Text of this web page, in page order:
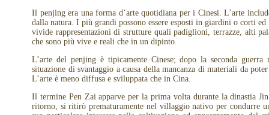
Il penjing era una forma d’arte quotidiana per i Cinesi. L’arte
dalla natura. I più grandi possono essere esposti in giardini o corti
vivide rappresentazioni di strutture quali padiglioni, terrazze, alti
che sono più vive e reali che in un dipinto.
L’arte del penjing è tipicamente Cinese; dopo la seconda
situazione di svantaggio a causa della mancanza di materiali da
L’arte è meno diffusa e sviluppata che in Cina.
Il termine Pen Zai apparve per la prima volta durante la dinastia
ritorno, si ritirò prematuramente nel villaggio nativo per condurre